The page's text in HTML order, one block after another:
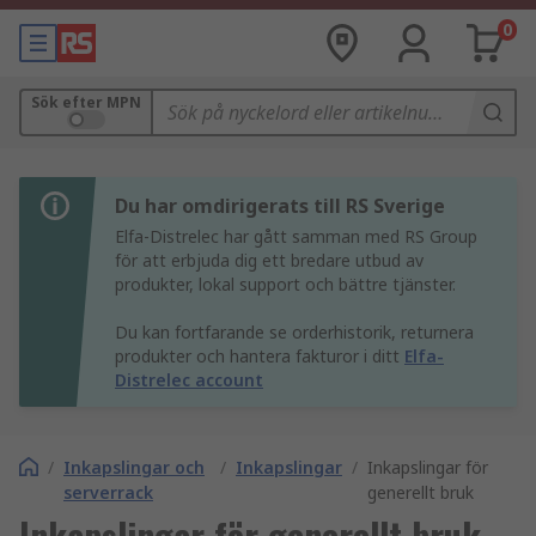
0
Sök efter MPN
Du har omdirigerats till RS Sverige
Elfa-Distrelec har gått samman med RS Group
för att erbjuda dig ett bredare utbud av
produkter, lokal support och bättre tjänster.
Du kan fortfarande se orderhistorik, returnera
produkter och hantera fakturor i ditt Elfa-
Distrelec account
/ Inkapslingar och
serverrack
/ Inkapslingar / Inkapslingar för
generellt bruk